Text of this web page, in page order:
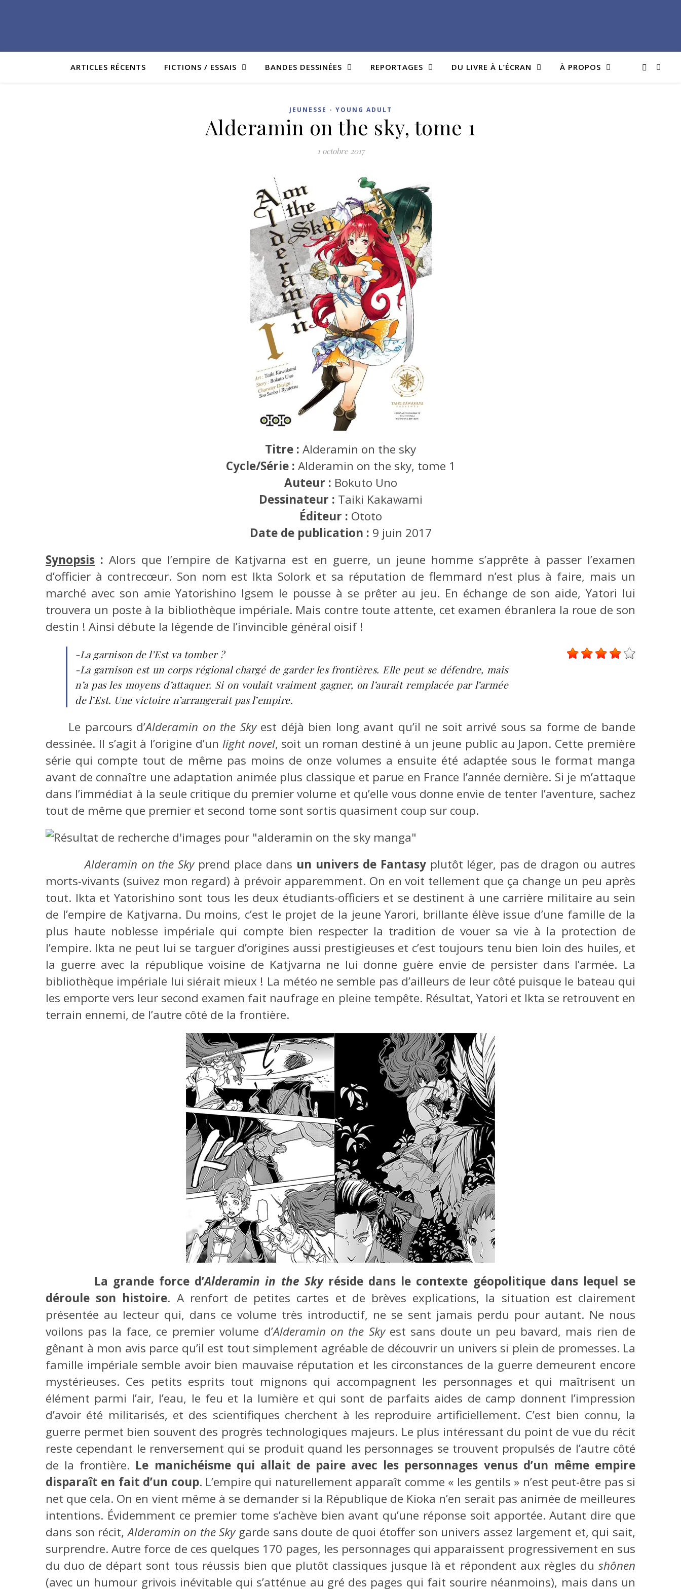
ARTICLES RÉCENTS FICTIONS / ESSAIS BANDES DESSINÉES REPORTAGES DU LIVRE À L’ÉCRAN À PROPOS
JEUNESSE - YOUNG ADULT
Alderamin on the sky, tome 1
1 octobre 2017
Titre : Alderamin on the sky
Cycle/Série : Alderamin on the sky, tome 1
Auteur : Bokuto Uno
Dessinateur : Taiki Kakawami
Éditeur : Ototo
Date de publication : 9 juin 2017
Synopsis :Alors que l’empire de Katjvarna est en guerre, un jeune homme s’apprête à passer l’examen
d’officier à contrecœur. Son nom est Ikta Solork et sa réputation de flemmard n’est plus à faire, mais un
marché avec son amie Yatorishino Igsem le pousse à se prêter au jeu. En échange de son aide, Yatori lui
trouvera un poste à la bibliothèque impériale. Mais contre toute attente, cet examen ébranlera la roue de son
destin ! Ainsi débute la légende de l’invincible général oisif !
-La garnison de l’Est va tomber ?
-La garnison est un corps régional chargé de garder les frontières. Elle peut se défendre, mais
n’a pas les moyens d’attaquer. Si on voulait vraiment gagner, on l’aurait remplacée par l’armée
de l’Est. Une victoire n’arrangerait pas l’empire.
Le parcours d’Alderamin on the Skyest déjà bien long avant qu’il ne soit arrivé sous sa forme de bande
dessinée. Il s’agit à l’origine d’un light novel, soit un roman destiné à un jeune public au Japon. Cette première
série qui compte tout de même pas moins de onze volumes a ensuite été adaptée sous le format manga
avant de connaître une adaptation animée plus classique et parue en France l’année dernière. Si je m’attaque
dans l’immédiat à la seule critique du premier volume et qu’elle vous donne envie de tenter l’aventure, sachez
tout de même que premier et second tome sont sortis quasiment coup sur coup.
Alderamin on the Skyprend place dans un univers de Fantasyplutôt léger, pas de dragon ou autres
morts-vivants (suivez mon regard) à prévoir apparemment. On en voit tellement que ça change un peu après
tout. Ikta et Yatorishino sont tous les deux étudiants-officiers et se destinent à une carrière militaire au sein
de l’empire de Katjvarna. Du moins, c’est le projet de la jeune Yarori, brillante élève issue d’une famille de la
plus haute noblesse impériale qui compte bien respecter la tradition de vouer sa vie à la protection de
l’empire. Ikta ne peut lui se targuer d’origines aussi prestigieuses et c’est toujours tenu bien loin des huiles, et
la guerre avec la république voisine de Katjvarna ne lui donne guère envie de persister dans l’armée. La
bibliothèque impériale lui siérait mieux ! La météo ne semble pas d’ailleurs de leur côté puisque le bateau qui
les emporte vers leur second examen fait naufrage en pleine tempête. Résultat, Yatori et Ikta se retrouvent en
terrain ennemi, de l’autre côté de la frontière.
La grande force d’Alderamin in the Skyréside dans le contexte géopolitique dans lequel se
déroule son histoire. A renfort de petites cartes et de brèves explications, la situation est clairement
présentée au lecteur qui, dans ce volume très introductif, ne se sent jamais perdu pour autant. Ne nous
voilons pas la face, ce premier volume d’Alderamin on the Skyest sans doute un peu bavard, mais rien de
gênant à mon avis parce qu’il est tout simplement agréable de découvrir un univers si plein de promesses. La
famille impériale semble avoir bien mauvaise réputation et les circonstances de la guerre demeurent encore
mystérieuses. Ces petits esprits tout mignons qui accompagnent les personnages et qui maîtrisent un
élément parmi l’air, l’eau, le feu et la lumière et qui sont de parfaits aides de camp donnent l’impression
d’avoir été militarisés, et des scientifiques cherchent à les reproduire artificiellement. C’est bien connu, la
guerre permet bien souvent des progrès technologiques majeurs. Le plus intéressant du point de vue du récit
reste cependant le renversement qui se produit quand les personnages se trouvent propulsés de l’autre côté
de la frontière. Le manichéisme qui allait de paire avec les personnages venus d’un même empire
disparaît en fait d’un coup. L’empire qui naturellement apparaît comme « les gentils » n’est peut-être pas si
net que cela. On en vient même à se demander si la République de Kioka n’en serait pas animée de meilleures
intentions. Évidemment ce premier tome s’achève bien avant qu’une réponse soit apportée. Autant dire que
dans son récit,Alderamin on the Skygarde sans doute de quoi étoffer son univers assez largement et, qui sait,
surprendre. Autre force de ces quelques 170 pages, les personnages qui apparaissent progressivement en sus
du duo de départ sont tous réussis bien que plutôt classiques jusque là et répondent aux règles du shônen
(avec un humour grivois inévitable qui s’atténue au gré des pages qui fait sourire néanmoins), mais dans un